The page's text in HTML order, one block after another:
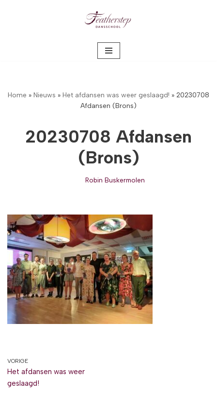
Home » Nieuws » Het afdansen was weer geslaagd! » 20230708
Afdansen (Brons)
20230708 Afdansen
(Brons)
Robin Buskermolen
VORIGE
Het afdansen was weer
geslaagd!